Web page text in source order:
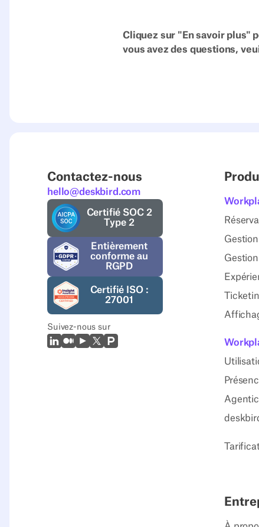
Cliquez sur "En savoir plus"
vous avez des questions,
Contactez-nous
hello@deskbird.com
Certifié SOC 2
Type 2
Entièrement
conforme au
RGPD
Certifié ISO :
27001
Suivez-nous sur
LinkedIn
MoyenYoutube
X (Twitter)
Prodcut Hunt